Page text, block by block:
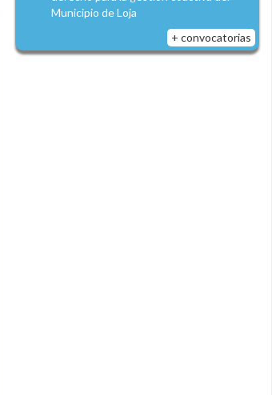
Municipio de Loja
+ convocatorias